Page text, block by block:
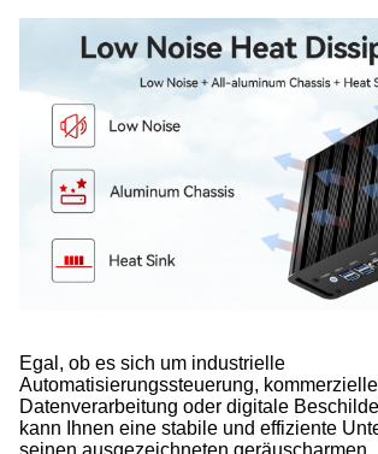
Egal, ob es sich um industrielle
Automatisierungssteuerung, kommerzielle
Datenverarbeitung oder digitale
kann Ihnen eine stabile und effiziente
seinen ausgezeichneten geräuscharmen